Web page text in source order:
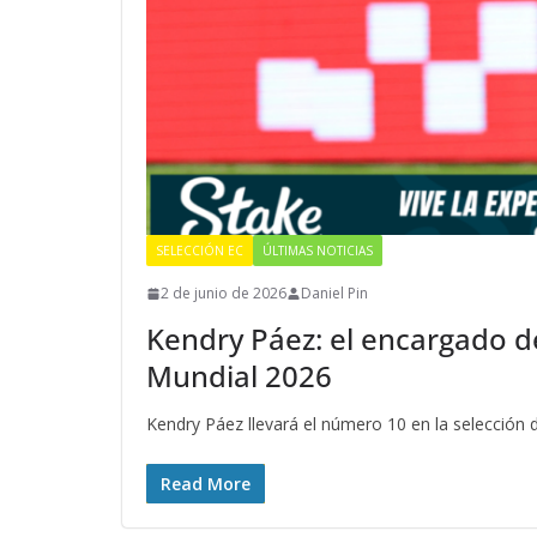
SELECCIÓN EC ÚLTIMAS NOTICIAS
2 de junio de 2026 Daniel Pin
Kendry Páez: el encargado
Mundial 2026
Kendry Páez llevará el número 10 en la selección
Read More